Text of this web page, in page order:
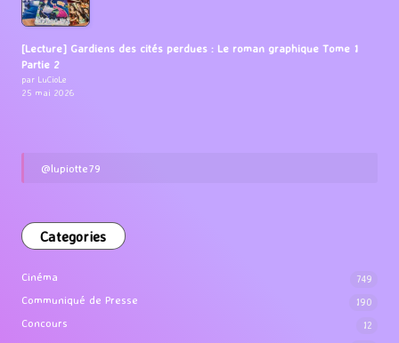
[Lecture] Gardiens des cités perdues : Le roman graphique Tome 1
Partie 2
par LuCioLe
25 mai 2026
@lupiotte79
Categories
Cinéma 749
Communiqué de Presse 190
Concours 12